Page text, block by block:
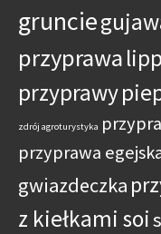
gruncie
przyprawa
przyprawy
zdrój agroturystyka
przyprawa
gwiazdeczka
z kiełkami soi